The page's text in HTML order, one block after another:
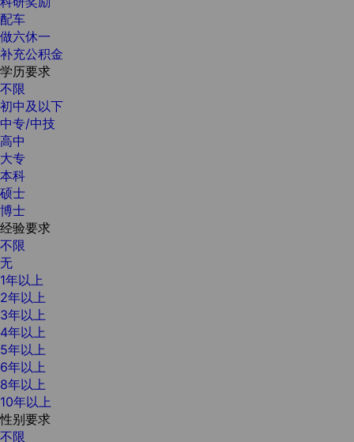
配车
做六休一
补充公积金
学历要求
不限
初中及以下
中专/中技
高中
大专
本科
硕士
博士
经验要求
不限
无
1年以上
2年以上
3年以上
4年以上
5年以上
6年以上
8年以上
10年以上
性别要求
不限